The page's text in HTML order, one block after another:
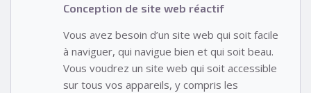
Conception de site web réactif
Vous avez besoin d’un site web qui soit facile
à naviguer, qui navigue bien et qui soit beau.
Vous voudrez un site web qui soit accessible
sur tous vos appareils, y compris les